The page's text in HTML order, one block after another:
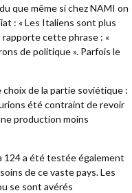
que même si chez NAMI on
: « Les Italiens sont plus
rapporte cette phrase : «
de politique ». Parfois le
de la partie soviétique :
été contraint de revoir
production moins
124 a été testée également
de ce vaste pays. Les
se sont avérés